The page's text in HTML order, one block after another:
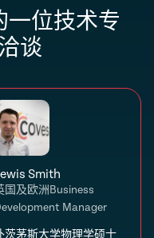
一位技术专
谈
Smith
国及欧洲Business
Manager
茨茅斯大学物理学硕士